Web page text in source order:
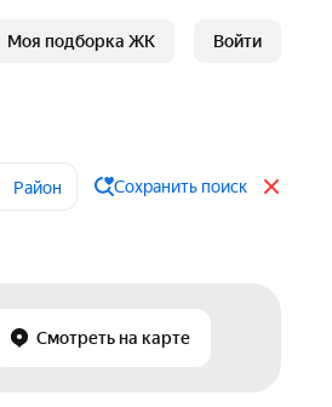
Моя подборка ЖК Войти
Район Сохранить поиск
Смотреть на карте